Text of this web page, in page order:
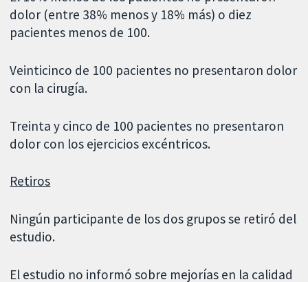
dolor (entre 38% menos y 18% más) o diez
pacientes menos de 100.
Veinticinco de 100 pacientes no presentaron dolor
con la cirugía.
Treinta y cinco de 100 pacientes no presentaron
dolor con los ejercicios excéntricos.
Retiros
Ningún participante de los dos grupos se retiró del
estudio.
El estudio no informó sobre mejorías en la calidad